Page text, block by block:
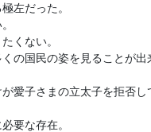
左だった。
くない。
の国民の姿を見ることが
愛子さまの立太子を拒否し
要な存在。